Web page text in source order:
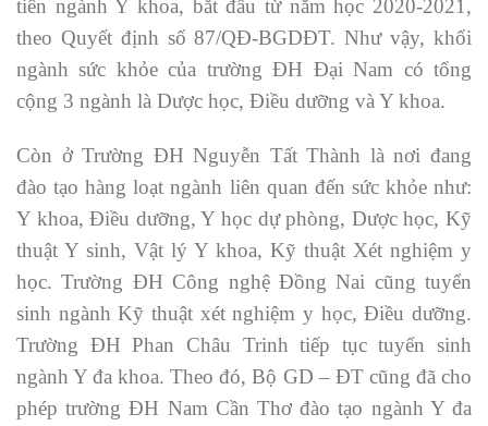
tiên ngành Y khoa, bắt đầu từ năm học 2020-2021,
theo Quyết định số 87/QĐ-BGDĐT. Như vậy, khối
ngành sức khỏe của trường ĐH Đại Nam có tổng
cộng 3 ngành là Dược học, Điều dưỡng và Y khoa.
Còn ở Trường ĐH Nguyễn Tất Thành là nơi đang
đào tạo hàng loạt ngành liên quan đến sức khỏe như:
Y khoa, Điều dưỡng, Y học dự phòng, Dược học, Kỹ
thuật Y sinh, Vật lý Y khoa, Kỹ thuật Xét nghiệm y
học. Trường ĐH Công nghệ Đồng Nai cũng tuyển
sinh ngành Kỹ thuật xét nghiệm y học, Điều dưỡng.
Trường ĐH Phan Châu Trinh tiếp tục tuyển sinh
ngành Y đa khoa. Theo đó, Bộ GD – ĐT cũng đã cho
phép trường ĐH Nam Cần Thơ đào tạo ngành Y đa